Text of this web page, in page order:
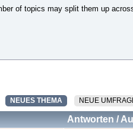
of topics may split them up
NEUES THEMA NEUE
Antworten /